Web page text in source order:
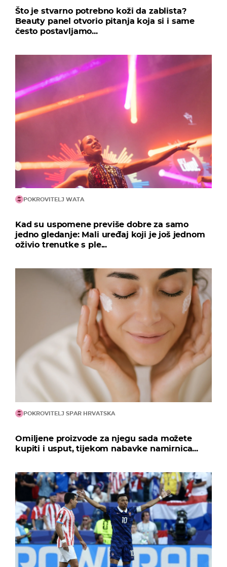
Što je stvarno potrebno koži da zablista?
Beauty panel otvorio pitanja koja si i same
često postavljamo...
POKROVITELJ WATA
Kad su uspomene previše dobre za samo
jedno gledanje: Mali uređaj koji je još jednom
oživio trenutke s ple...
POKROVITELJ SPAR HRVATSKA
Omiljene proizvode za njegu sada možete
kupiti i usput, tijekom nabavke namirnica...